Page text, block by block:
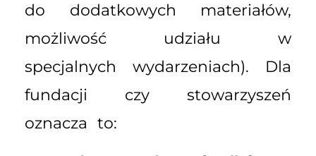
do dodatkowych materiałów,
możliwość udziału w
specjalnych wydarzeniach). Dla
fundacji czy stowarzyszeń
oznacza to: